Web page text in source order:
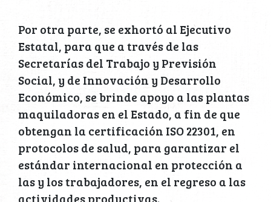
Por otra parte, se exhortó al Ejecutivo
Estatal, para que a través de las
Secretarías del Trabajo y Previsión
Social, y de Innovación y Desarrollo
Económico, se brinde apoyo a las plantas
maquiladoras en el Estado, a fin de que
obtengan la certificación ISO 22301, en
protocolos de salud, para garantizar el
estándar internacional en protección a
las y los trabajadores, en el regreso a las
actividades productivas.